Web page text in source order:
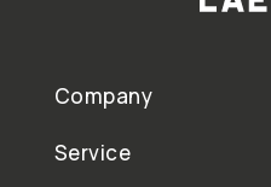
Company
Service